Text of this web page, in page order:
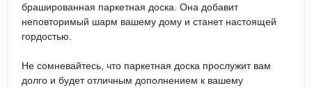
брашированная паркетная доска. Она добавит
неповторимый шарм вашему дому и станет настоящей
гордостью.
Не сомневайтесь, что паркетная доска прослужит вам
долго и будет отличным дополнением к вашему